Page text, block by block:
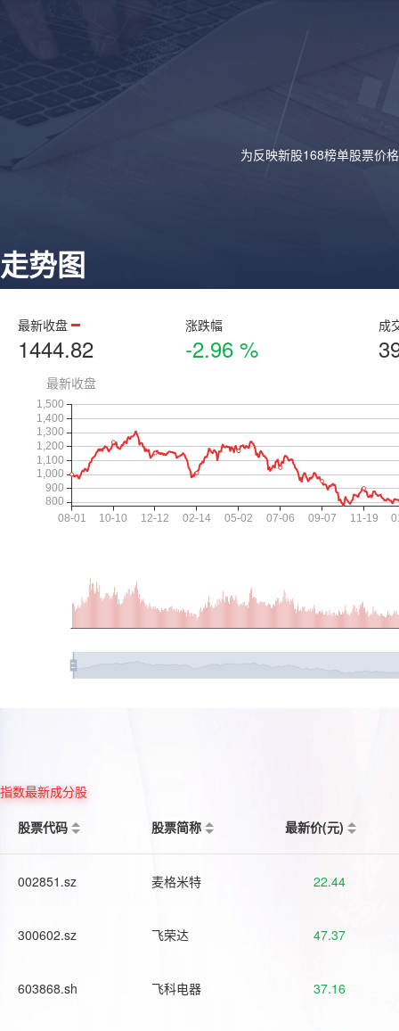
为反映新股168榜单股票价
走势图
最新收盘
1444.82
涨跌幅
-2.96 %
成
指数最新成分股
股票代码
股票简称 最新价(元)
002851.sz 麦格米特 22.44
300602.sz 飞荣达 47.37
603868.sh 飞科电器 37.16